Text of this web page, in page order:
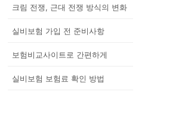
크림 전쟁, 근대 전쟁 방식의 변화
실비보험 가입 전 준비사항
보험비교사이트로 간편하게
실비보험 보험료 확인 방법